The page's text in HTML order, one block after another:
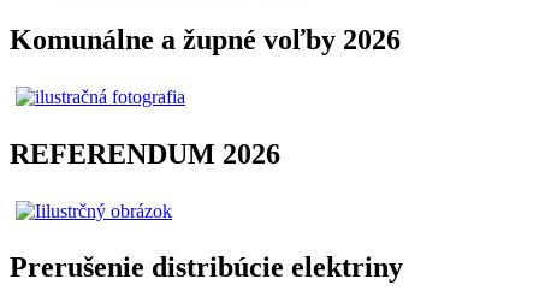
Komunálne a župné voľby 2026
REFERENDUM 2026
Prerušenie distribúcie elektriny